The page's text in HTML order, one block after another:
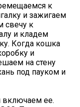
к
и зажигаем
свечу к
и кладем
Когда кошка
и
на стену
под пауком и
включаем ее.